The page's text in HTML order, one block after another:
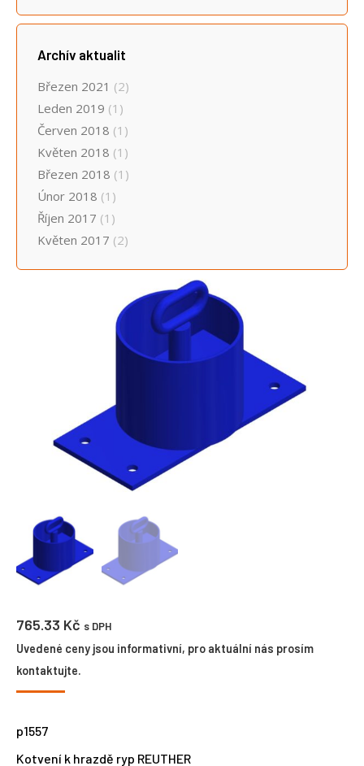
765.33 Kč s DPH
Uvedené ceny jsou informativní, pro aktuální nás prosím
kontaktujte.
p1557
Kotvení k hrazdě ryp REUTHER
Archív aktualit
Březen 2021 (2)
Leden 2019 (1)
Červen 2018 (1)
Květen 2018 (1)
Březen 2018 (1)
Únor 2018 (1)
Říjen 2017 (1)
Květen 2017 (2)